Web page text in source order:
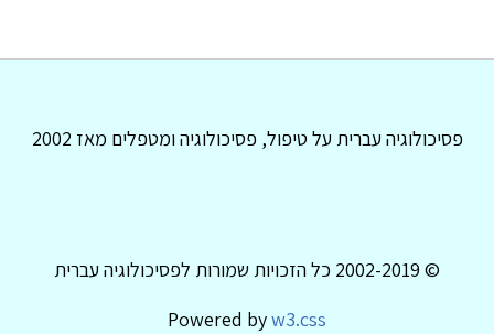
פסיכולוגיה עברית על טיפול, פסיכולוגיה ומטפלים מאז 2002
© 2002-2019 כל הזכויות שמורות לפסיכולוגיה עברית
Powered byw3.css